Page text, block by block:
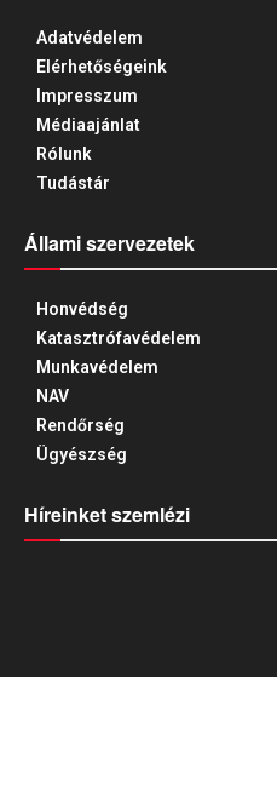
Adatvédelem
Elérhetőségeink
Impresszum
Médiaajánlat
Rólunk
Tudástár
Állami szervezetek
Honvédség
Katasztrófavédelem
Munkavédelem
NAV
Rendőrség
Ügyészség
Híreinket szemlézi